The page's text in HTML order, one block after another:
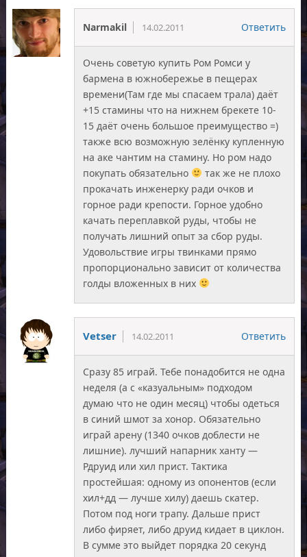
Narmakil 14.02.2011 Ответить
Очень советую купить Ром Ромси у
бармена в южнобережье в пещерах
времени(Там где мы спасаем трала) даёт
+15 стамины что на нижнем брекете 10-
15 даёт очень большое преимущество =)
также всю возможную зелёнку купленную
на аке чантим на стамину. Но ром надо
покупать обязательно
так же не плохо
прокачать инженерку ради очков и
горное ради крепости. Горное удобно
качать переплавкой руды, чтобы не
получать лишний опыт за сбор руды.
Удовольствие игры твинками прямо
пропорционально зависит от количества
голды вложенных в них
Vetser 14.02.2011 Ответить
Сразу 85 играй. Тебе понадобится не одна
неделя (а с «казуальным» подходом
думаю что не один месяц) чтобы одеться
в синий шмот за хонор. Обязательно
играй арену (1340 очков доблести не
лишние). лучший напарник ханту —
Рдруид или хил прист. Тактика
простейшая: одному из опонентов (если
хил+дд — лучше хилу) даешь скатер.
Потом под ноги трапу. Дальше прист
либо фиряет, либо друид кидает в циклон.
В сумме это выйдет порядка 20 секунд